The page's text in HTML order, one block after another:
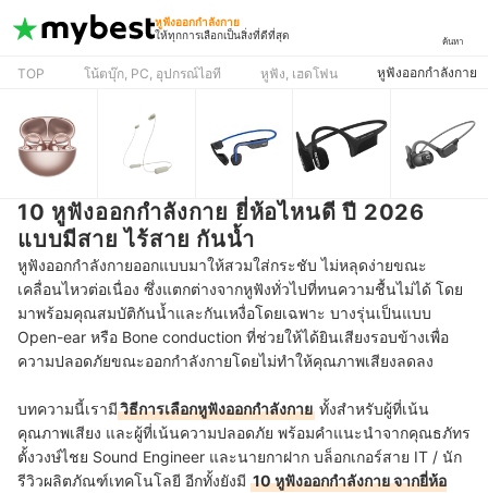
หูฟังออกกําลังกาย
ให้ทุกการเลือกเป็นสิ่งที่ดีที่สุด
ค้นหา
TOP โน้ตบุ๊ก, PC, อุปกรณ์ไอที หูฟัง, เฮดโฟน หูฟังออกกําลังกาย
10 หูฟังออกกำลังกาย ยี่ห้อไหนดี ปี 2026
แบบมีสาย ไร้สาย กันน้ำ
หูฟังออกกำลังกายออกแบบมาให้สวมใส่กระชับ ไม่หลุดง่ายขณะ
เคลื่อนไหวต่อเนื่อง ซึ่งแตกต่างจากหูฟังทั่วไปที่ทนความชื้นไม่ได้ โดย
มาพร้อมคุณสมบัติกันน้ำและกันเหงื่อโดยเฉพาะ บางรุ่นเป็นแบบ
Open-ear หรือ Bone conduction ที่ช่วยให้ได้ยินเสียงรอบข้างเพื่อ
ความปลอดภัยขณะออกกำลังกายโดยไม่ทำให้คุณภาพเสียงลดลง
บทความนี้เรามีวิธีการเลือกหูฟังออกกำลังกาย ทั้งสำหรับผู้ที่เน้น
คุณภาพเสียง และผู้ที่เน้นความปลอดภัย พร้อมคำแนะนำจากคุณธภัทร
ตั้งวงษ์ไชย Sound Engineer และนายกาฝาก บล็อกเกอร์สาย IT / นัก
รีวิวผลิตภัณฑ์เทคโนโลยี อีกทั้งยังมี 10 หูฟังออกกำลังกาย จากยี่ห้อ